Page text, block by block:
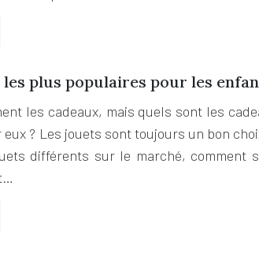
les plus populaires pour les
les cadeaux, mais quels sont les
? Les jouets sont toujours un bon
différents sur le marché, comment